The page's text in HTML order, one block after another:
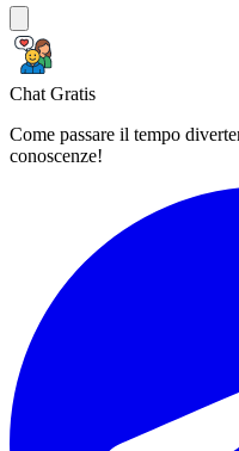
Chat Gratis
Come passare il tempo
conoscenze!